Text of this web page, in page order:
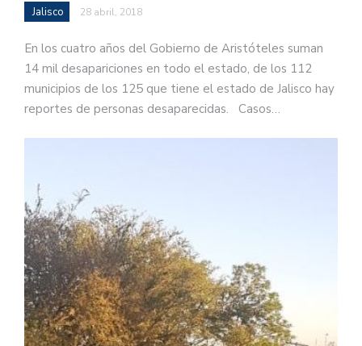
Jalisco 28 abril, 2018
En los cuatro años del Gobierno de Aristóteles suman
14 mil desapariciones en todo el estado, de los 112
municipios de los 125 que tiene el estado de Jalisco hay
reportes de personas desaparecidas. Casos…